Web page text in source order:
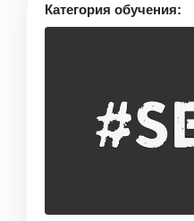
Категория обучения: